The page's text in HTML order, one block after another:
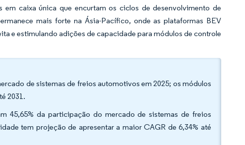
caixa única que encurtam os ciclos de desenvolvimento de
mais forte na Ásia-Pacífico, onde as plataformas BEV
e estimulando adições de capacidade para módulos de controle
de sistemas de freios automotivos em 2025; os módulos
2031.
45,65% da participação do mercado de sistemas de freios
tem projeção de apresentar a maior CAGR de 6,34% até